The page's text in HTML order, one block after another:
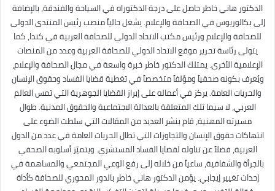
الدكتور هاني خاطر حاصل على درجة الدكتوراه في السياحة والفندقة، بالإضافة
إلى بكالوريوس في الصحافة والإعلام. يشغل حالياً منصب رئيس المنتدى الدولى
للصحافة والإعلام ورئيس مكتب الاتحاد الدولي للصحافة العربية في كندا، كما
يتولى رئاسة تحرير موقع الاتحاد الدولي للصحافة العربية وعدد من المنصات
الإعلامية الأخرى. يمتلك الدكتور خاطر خبرة واسعة في مجال الصحافة والإعلام،
ويُعرف بكونه صحفياً ومؤلفاً متخصصاً في تغطية قضايا الفساد وحقوق الإنسان
والحريات العامة. يركز في أعماله على إبراز القضايا الجوهرية التي تمس العالم
العربي، لا سيما تلك المتعلقة بالعدالة الاجتماعية والحقوق المدنية. طوال
مسيرته المهنية، قام بنشر العديد من المقالات التي سلطت الضوء على
انتهاكات حقوق الإنسان والتجاوزات التي تطال الحريات العامة في عدد من الدول
العربية، فضلاً عن تناوله لقضايا الفساد المستشري. ويتميّز أسلوبه الصحفي
بالجرأة والشفافية، ساعياً من خلاله إلى رفع الوعي المجتمعي والمساهمة في
إحداث تغيير إيجابي. يؤمن الدكتور هاني خاطر بالدور المحوري للصحافة كأداة